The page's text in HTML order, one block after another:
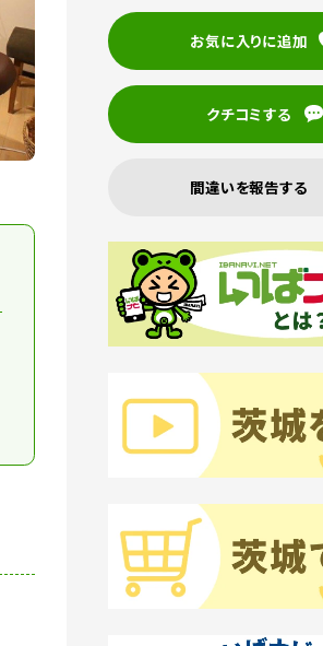
お気に入りに追加
クチコミする
間違いを報告する